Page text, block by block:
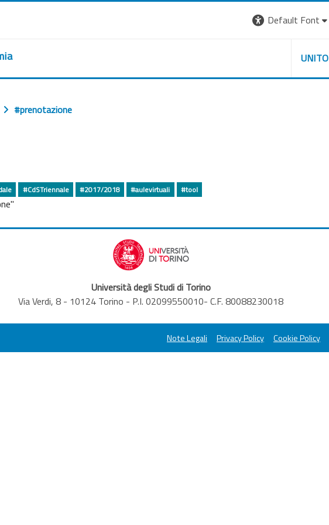
Default Font
UNITO
#prenotazione
#CdSTriennale #2017/2018 #aulevirtuali #tool
Università degli Studi di Torino
Via Verdi, 8 - 10124 Torino - P.I. 02099550010- C.F. 80088230018
Note Legali Privacy Policy Cookie Policy